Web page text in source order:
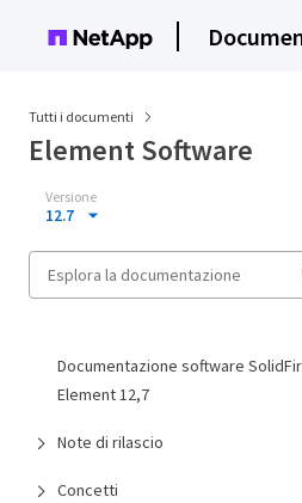
Tutti i documenti
Element Software
Versione
12.7
Documentazione software
Element 12,7
Note di rilascio
Concetti